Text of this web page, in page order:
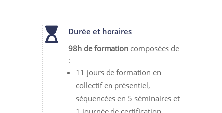

Durée et horaires
98h de formation composées de
:
11 jours de formation en
collectif en présentiel,
séquencées en 5 séminaires et